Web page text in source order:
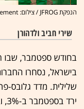
הנפקת JFROG / צילום: SO&CO event management
שירי חביב ולדהורן
בחודש ספטמבר, שבו
בישראל, נסחרו
שלילית. מדד גלובס-